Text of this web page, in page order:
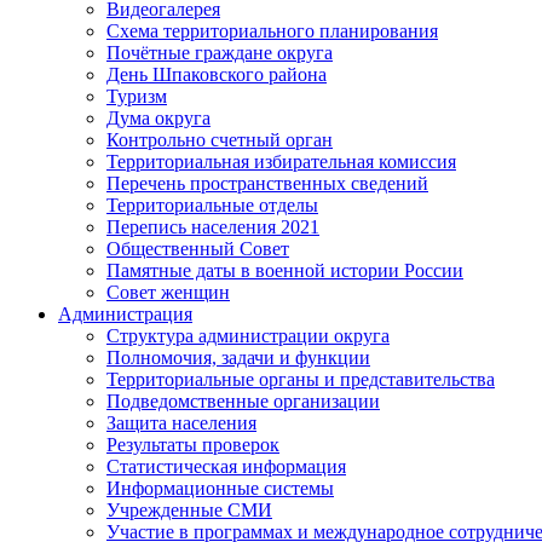
Видеогалерея
Схема территориального планирования
Почётные граждане округа
День Шпаковского района
Туризм
Дума округа
Контрольно счетный орган
Территориальная избирательная комиссия
Перечень пространственных сведений
Территориальные отделы
Перепись населения 2021
Общественный Совет
Памятные даты в военной истории России
Совет женщин
Администрация
Структура администрации округа
Полномочия, задачи и функции
Территориальные органы и представительства
Подведомственные организации
Защита населения
Результаты проверок
Статистическая информация
Информационные системы
Учрежденные СМИ
Участие в программах и международное